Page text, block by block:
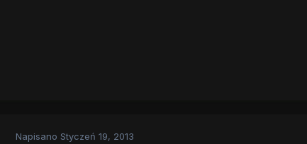
Napisano Styczeń 19, 2013